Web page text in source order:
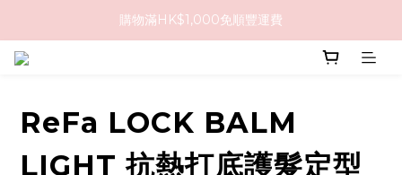
購物滿HK$1,000免順豐運費
購物滿HK$1,000免順豐運費
ReFa LOCK BALM
LIGHT 抗熱打底護髮定型